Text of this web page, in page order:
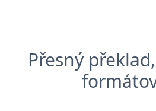
Přesný